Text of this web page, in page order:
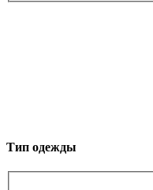
Тип одежды